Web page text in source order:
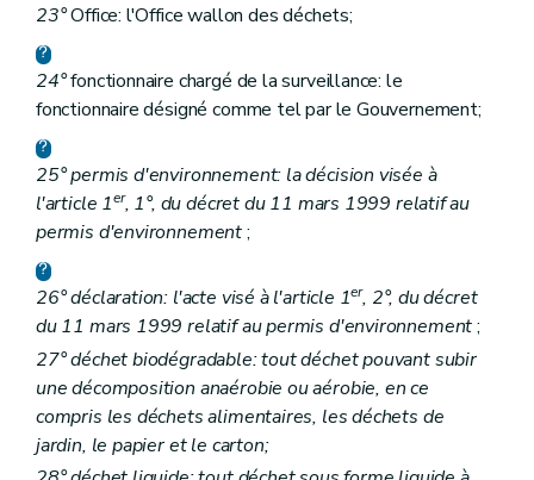
23°Office: l'Office wallon des déchets;
24°fonctionnaire chargé de la surveillance: le
fonctionnaire désigné comme tel par le Gouvernement;
25° permis d'environnement: la décision visée à
l'article 1er, 1°, du décret du 11 mars 1999 relatif au
permis d'environnement;
26° déclaration: l'acte visé à l'article 1er, 2°, du décret
du 11 mars 1999 relatif au permis d'environnement;
27° déchet biodégradable: tout déchet pouvant subir
une décomposition anaérobie ou aérobie, en ce
compris les déchets alimentaires, les déchets de
jardin, le papier et le carton;